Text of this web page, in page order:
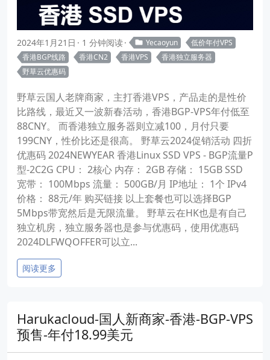
2024年1月21日 1 分钟阅读 Yecaoyun
低价年付VPS
香港BGP线路
香港CN2 香港VPS
香港独立服务器
野草云优惠码
野草云国人老牌商家，主打香港VPS，产品走的是性价
比路线，最近又一波新春活动，香港BGP-VPS年付低至
88CNY。 而香港独立服务器则立减100，月付只要
199CNY，性价比还是很高。 野草云2024促销活动 四折
优惠码 2024NEWYEAR 香港Linux SSD VPS - BGP流量P
型-2C2G CPU： 2核心 内存： 2GB 存储： 15GB SSD
宽带： 100Mbps 流量： 500GB/月 IP地址： 1个 IPv4
价格： 88元/年 购买链接 以上套餐也可以选择BGP
5Mbps带宽然后是无限流量。 野草云在HK也是有自己
独立机房，独立服务器也是参与优惠码，使用优惠码
2024DLFWQOFFER可以立...
阅读更多
Harukacloud-国人新商家-香港-BGP-VPS
预售-年付18.99美元